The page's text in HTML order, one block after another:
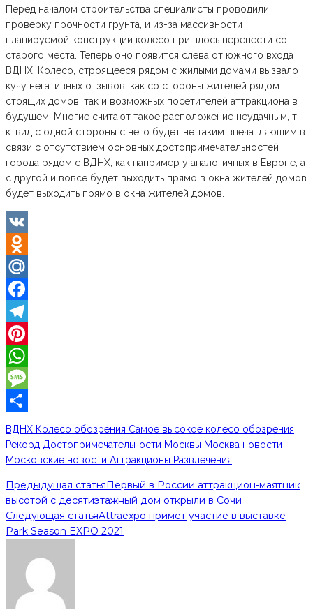
Перед началом строительства специалисты проводили
проверку прочности грунта, и из-за массивности
планируемой конструкции колесо пришлось перенести со
старого места. Теперь оно появится слева от южного входа
ВДНХ. Колесо, строящееся рядом с жилыми домами вызвало
кучу негативных отзывов, как со стороны жителей рядом
стоящих домов, так и возможных посетителей аттракциона в
будущем. Многие считают такое расположение неудачным, т.
к. вид с одной стороны с него будет не таким впечатляющим в
связи с отсутствием основных достопримечательностей
города рядом с ВДНХ, как например у аналогичных в Европе, а
с другой и вовсе будет выходить прямо в окна жителей домов
будет выходить прямо в окна жителей домов.
VK
Odnoklassniki
Mail.Ru
Facebook
Telegram
Pinterest
WhatsApp
Message
Отправить
ВДНХ Колесо обозрения Самое высокое колесо обозрения
Рекорд Достопримечательности Москвы Москва новости
Московские новости Аттракционы Развлечения
Предыдущая статьяПервый в России аттракцион-маятник
высотой с десятиэтажный дом открыли в Сочи
Следующая статьяAttraexpo примет участие в выставке
Park Season EXPO 2021